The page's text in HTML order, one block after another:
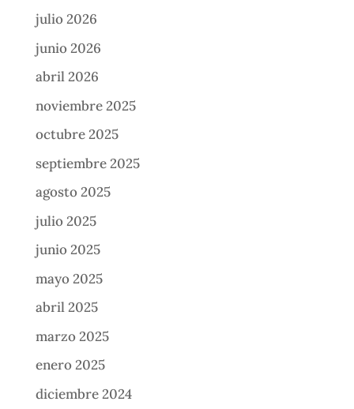
julio 2026
junio 2026
abril 2026
noviembre 2025
octubre 2025
septiembre 2025
agosto 2025
julio 2025
junio 2025
mayo 2025
abril 2025
marzo 2025
enero 2025
diciembre 2024